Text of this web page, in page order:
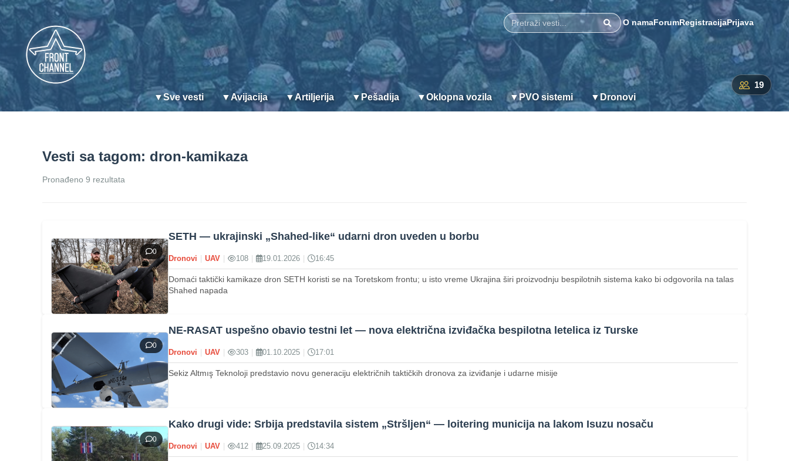
▼Sve vesti ▼Avijacija ▼ Artiljerija ▼ Pešadija ▼Oklopna vozila ▼PVO sistemi ▼Dronovi
Pretraži
O namaForumRegistracijaPrijava
19
Vesti sa tagom: dron-kamikaza
Pronađeno 9 rezultata
0
SETH — ukrajinski „Shahed‑like“ udarni dron uveden u borbu
Dronovi UAV 108 19.01.2026 16:45
Domaći taktički kamikaze dron SETH koristi se na Toretskom frontu; u isto vreme Ukrajina širi proizvodnju bespilotnih sistema kako bi odgovorila na talas
Shahed napada
0
NE-RASAT uspešno obavio testni let — nova električna izviđačka bespilotna letelica iz Turske
Dronovi UAV 303 01.10.2025 17:01
Sekiz Altmış Teknoloji predstavio novu generaciju električnih taktičkih dronova za izviđanje i udarne misije
0
Kako drugi vide: Srbija predstavila sistem „Stršljen“ — loitering municija na lakom Isuzu nosaču
Dronovi UAV 412 25.09.2025 14:34